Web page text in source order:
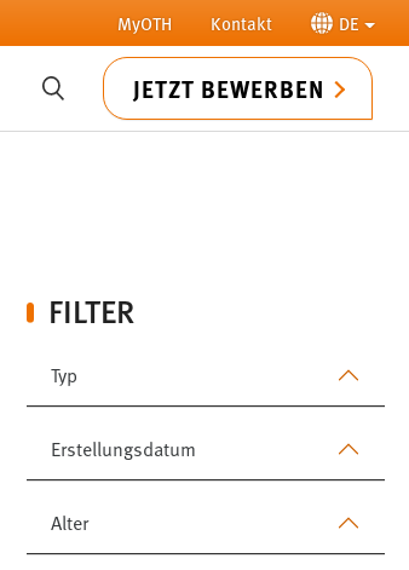
MyOTH Kontakt DE
SUCHE JETZT BEWERBEN
FILTER
Typ
Erstellungsdatum
Alter